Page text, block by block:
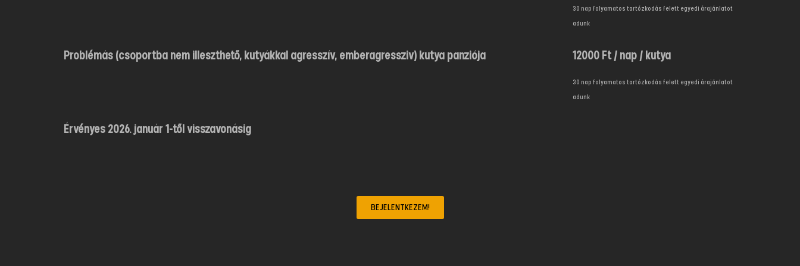
30 nap folyamatos tartózkodás felett egyedi árajánlatot
adunk
Problémás (csoportba nem illeszthető, kutyákkal agresszív, emberagressziv) kutya panziója 12000 Ft / nap / kutya
30 nap folyamatos tartózkodás felett egyedi árajánlatot
adunk
Érvényes 2026. január 1-től visszavonásig
BEJELENTKEZEM!